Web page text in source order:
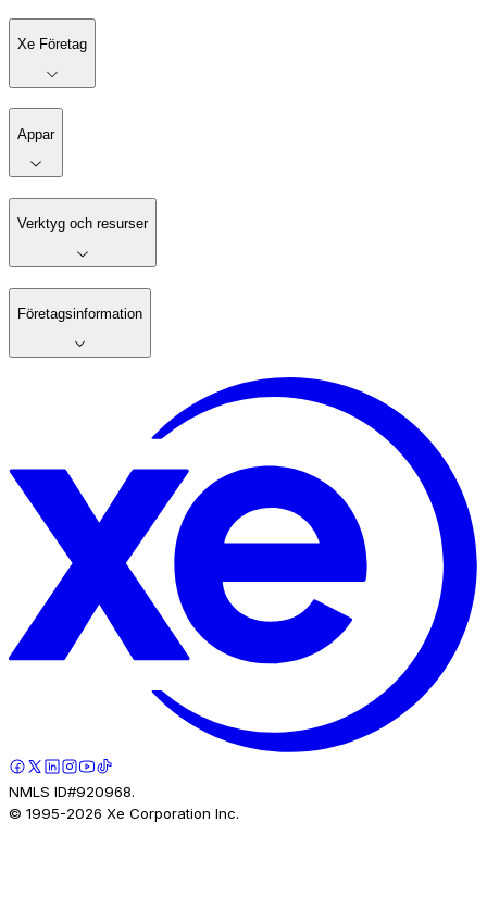
Xe Företag
Appar
Verktyg och resurser
Företagsinformation
NMLS ID#920968.
© 1995-2026 Xe Corporation Inc.